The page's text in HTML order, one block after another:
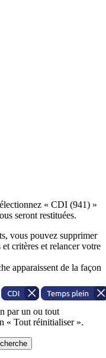
« CDI (941) »
seront restituées.
vous pouvez supprimer
critères et relancer votre
apparaissent de la façon
par un ou tout
« Tout réinitialiser ».